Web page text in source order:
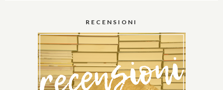
RECENSIONI